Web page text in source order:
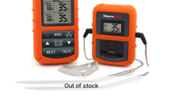
Out of stock